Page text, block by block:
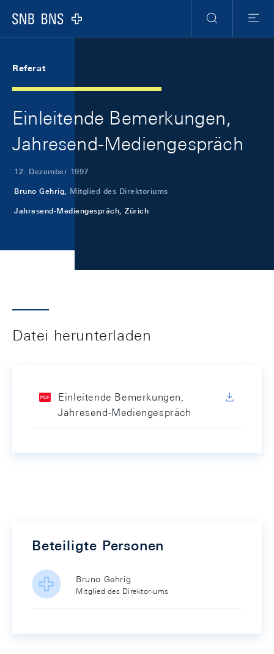
Logo
Suche
Menu
Referat
Einleitende Bemerkungen,
Jahresend-Mediengespräch
12. Dezember 1997
Bruno Gehrig, Mitglied des Direktoriums
Jahresend-Mediengespräch, Zürich
Datei herunterladen
Einleitende Bemerkungen,
Jahresend-Mediengespräch
Beteiligte Personen
Bruno Gehrig
Mitglied des Direktoriums